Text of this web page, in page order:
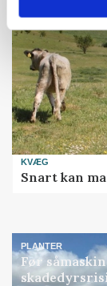
KVÆG
Snart kan
PLANTER
Før